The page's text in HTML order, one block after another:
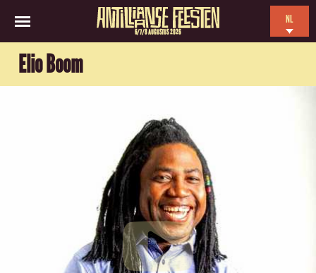
6/7/8 AUGUSTUS 2026
NL
Elio Boom